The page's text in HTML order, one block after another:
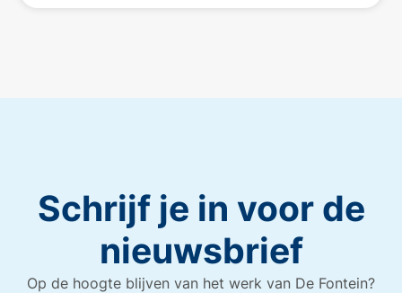
Schrijf je in voor de
nieuwsbrief
Op de hoogte blijven van het werk van De Fontein?